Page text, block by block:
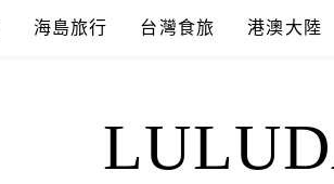
海島旅行 台灣食旅 港澳大陸